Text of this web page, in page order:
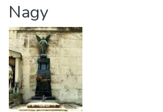
About us
Nagy